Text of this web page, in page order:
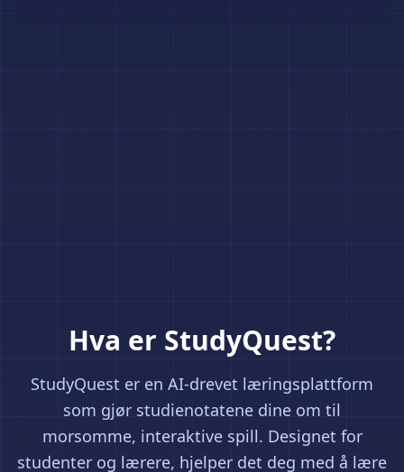
Hva er StudyQuest?
StudyQuest er en AI-drevet læringsplattform
som gjør studienotatene dine om til
morsomme, interaktive spill. Designet for
studenter og lærere, hjelper det deg med å lære